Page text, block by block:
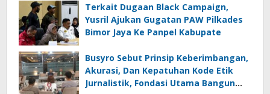
Terkait Dugaan Black Campaign,
Yusril Ajukan Gugatan PAW Pilkades
Bimor Jaya Ke Panpel Kabupate
Busyro Sebut Prinsip Keberimbangan,
Akurasi, Dan Kepatuhan Kode Etik
Jurnalistik, Fondasi Utama Bangun